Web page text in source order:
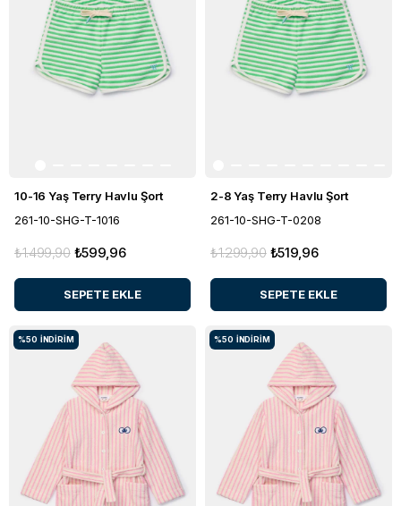
10-16 Yaş Terry Havlu Şort
261-10-SHG-T-1016
₺599,96
₺1.499,90
SEPETE EKLE
2-8 Yaş Terry Havlu Şort
261-10-SHG-T-0208
₺519,96
₺1.299,90
SEPETE EKLE
%50 İNDIRIM %50 İNDIRIM